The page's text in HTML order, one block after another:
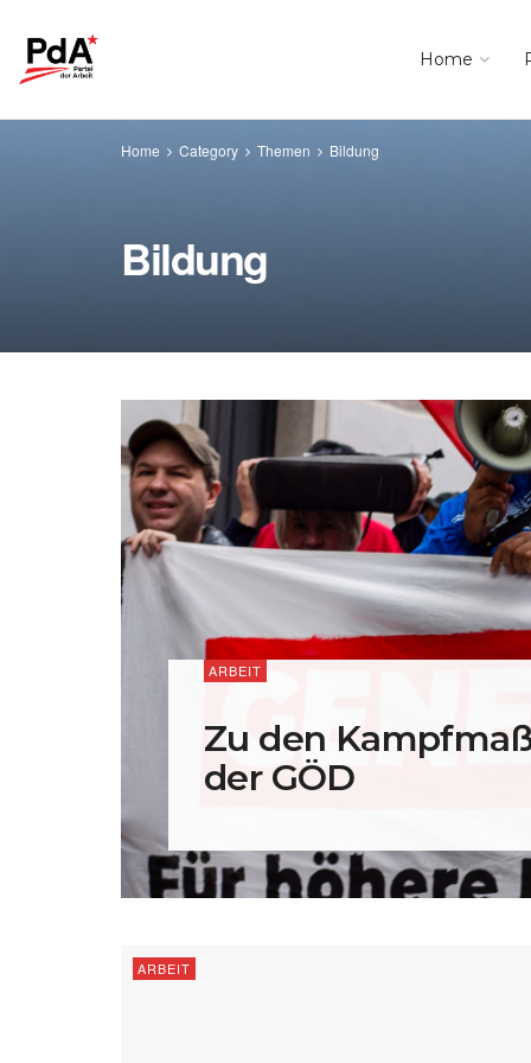
Home
Home Category Themen Bildung
Bildung
ARBEIT
Zu den
der GÖD
ARBEIT